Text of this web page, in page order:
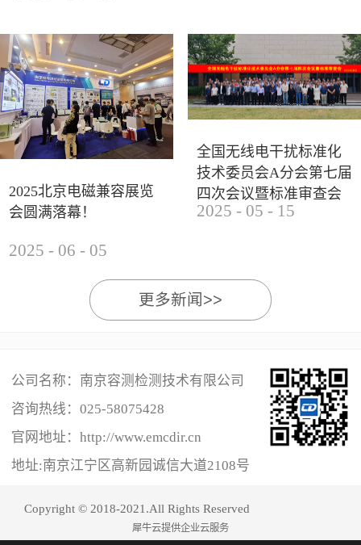
研讨及产品展示等多种形式，深入交流行业见解，踊
跃探索合作空间，为电磁兼容领域的高质量发展汇聚
了新动能。产品展示展会现场，公司展示了...
2025北京电磁兼容展览
会圆满落幕！
2025 - 06 - 05
全国无线电干扰标准化
技术委员会A分会第七届
四次会议暨标准审查会
成功举办
2025 - 05 - 15
更多新闻>>
公司名称：南京容测检测技术有限公司
咨询热线： 025-58075428
官网地址：http://www.emcdir.cn
地址:南京江宁区高新园诚信大道2108号
Copyright © 2018-2021.All Rights Reserved
犀牛云提供企业云服务